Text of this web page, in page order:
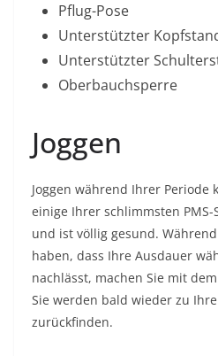
Pflug-Pose
Unterstützter
Unterstützter
Oberbauchsperre
Joggen
Joggen während Ihrer Periode
einige Ihrer schlimmsten
und ist völlig gesund.
haben, dass Ihre Ausdauer
nachlässt, machen Sie mit
Sie werden bald wieder zu
zurückfinden.